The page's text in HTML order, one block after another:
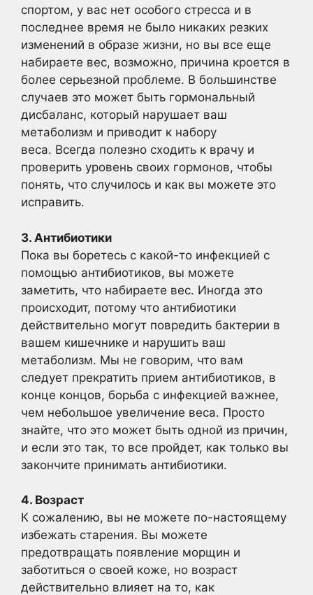
спортом, у вас нет особого стресса и в
последнее время не было никаких резких
изменений в образе жизни, но вы все еще
набираете вес, возможно, причина кроется в
более серьезной проблеме. В большинстве
случаев это может быть гормональный
дисбаланс, который нарушает ваш
метаболизм и приводит к набору
веса. Всегда полезно сходить к врачу и
проверить уровень своих гормонов, чтобы
понять, что случилось и как вы можете это
исправить.
3. Антибиотики
Пока вы боретесь с какой-то инфекцией с
помощью антибиотиков, вы можете
заметить, что набираете вес. Иногда это
происходит, потому что антибиотики
действительно могут повредить бактерии в
вашем кишечнике и нарушить ваш
метаболизм. Мы не говорим, что вам
следует прекратить прием антибиотиков, в
конце концов, борьба с инфекцией важнее,
чем небольшое увеличение веса. Просто
знайте, что это может быть одной из причин,
и если это так, то все пройдет, как только вы
закончите принимать антибиотики.
4. Возраст
К сожалению, вы не можете по-настоящему
избежать старения. Вы можете
предотвращать появление морщин и
заботиться о своей коже, но возраст
действительно влияет на то, как